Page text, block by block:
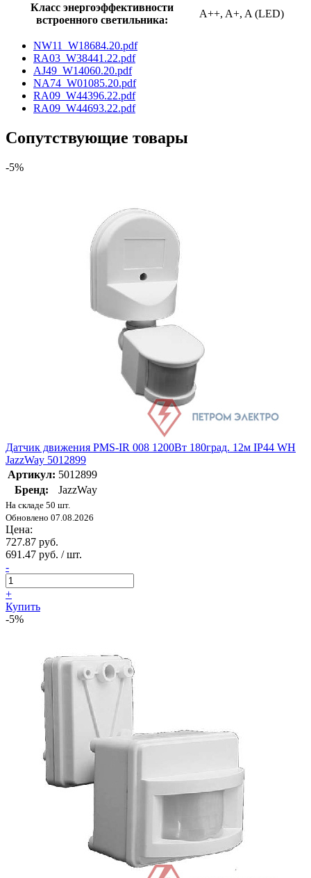
Класс энергоэффективности
встроенного светильника:
A++, A+, A (LED)
NW11_W18684.20.pdf
RA03_W38441.22.pdf
AJ49_W14060.20.pdf
NA74_W01085.20.pdf
RA09_W44396.22.pdf
RA09_W44693.22.pdf
Сопутствующие товары
-5%
Датчик движения PMS-IR 008 1200Вт 180град. 12м IP44 WH
JazzWay 5012899
Артикул: 5012899
Бренд:
JazzWay
На складе 50 шт.
Обновлено 07.08.2026
Цена:
727.87 руб.
691.47 руб. / шт.
-
+
Купить
-5%